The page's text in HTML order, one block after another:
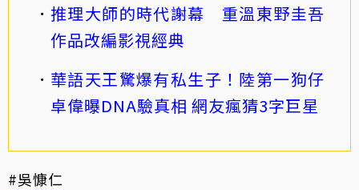
推理大師的時代謝幕 重溫東野圭吾
作品改編影視經典
華語天王驚爆有私生子！陸第一狗仔
卓偉曝DNA驗真相 網友瘋猜3字巨星
#吳慷仁